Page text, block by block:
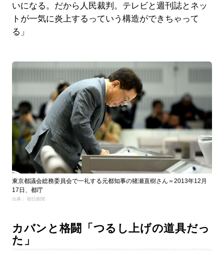
いになる。だから人民裁判。テレビと週刊誌とネッ
トが一気に炎上するっていう構造ができちゃって
る」
東京都議会総務委員会で一礼する元都知事の猪瀬直樹さん＝2013年12月
17日、都庁
出典： 朝日新聞
カバンと格闘「つるし上げの道具だっ
た」